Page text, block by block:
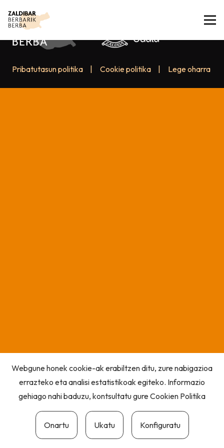
Pribatutasun politika Cookie politika Lege oharra
Webgune honek cookie-ak erabiltzen ditu, zure nabigazioa
errazteko eta analisi estatistikoak egiteko. Informazio
gehiago nahi baduzu, kontsultatu gureCookien Politika
Onartu Ukatu Konfiguratu